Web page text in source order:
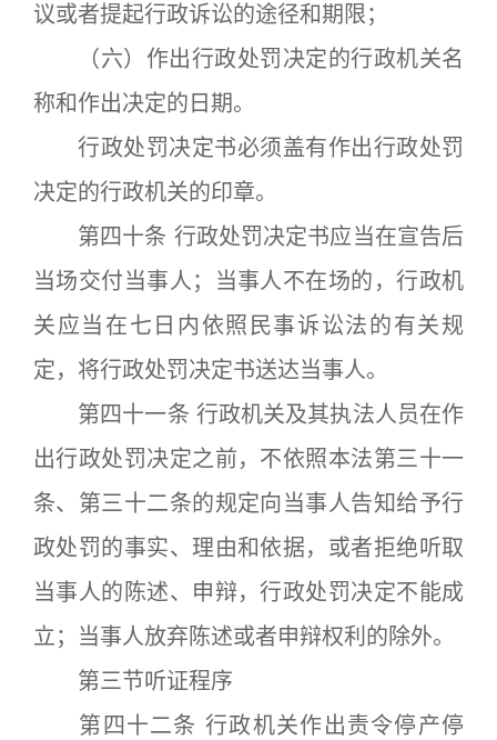
议或者提起行政诉讼的途径和期限；
（六）作出行政处罚决定的行政机关名
称和作出决定的日期。
行政处罚决定书必须盖有作出行政处罚
决定的行政机关的印章。
第四十条 行政处罚决定书应当在宣告后
当场交付当事人；当事人不在场的，行政机
关应当在七日内依照民事诉讼法的有关规
定，将行政处罚决定书送达当事人。
第四十一条 行政机关及其执法人员在作
出行政处罚决定之前，不依照本法第三十一
条、第三十二条的规定向当事人告知给予行
政处罚的事实、理由和依据，或者拒绝听取
当事人的陈述、申辩，行政处罚决定不能成
立；当事人放弃陈述或者申辩权利的除外。
第三节听证程序
第四十二条 行政机关作出责令停产停